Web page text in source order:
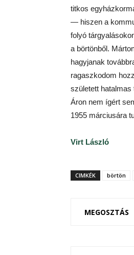
titkos
— hiszen a
folyó
a börtönből.
hagyjanak
ragaszkodom
született
Áron nem ígért
1955 márciusára
Virt László
CIMKÉK börtön
MEGOSZTÁS